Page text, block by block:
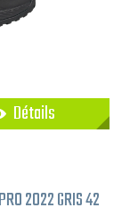
Détails
2022 GRIS 42